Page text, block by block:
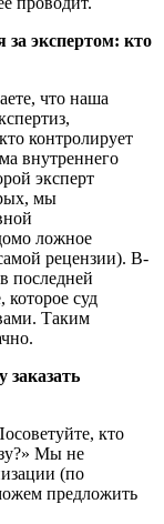
за экспертом: кто
что наша
контролирует
внутреннего
эксперт
мы
ложное
рецензии). В-
последней
суд
Таким
заказать
кто
Мы не
(по
предложить